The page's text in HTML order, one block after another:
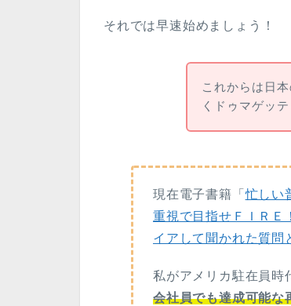
それでは早速始めましょう！
これからは日
くドゥマゲッ
現在電子書籍「忙しい
重視で目指せＦＩＲＥ！
イアして聞かれた質問
私がアメリカ駐在員時
会社員でも達成可能な